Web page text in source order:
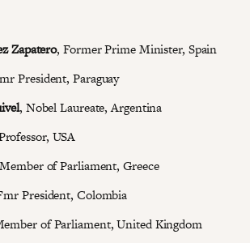
Zapatero, Former Prime Minister, Spain
President, Paraguay
, Nobel Laureate, Argentina
USA
of Parliament, Greece
President, Colombia
of Parliament, United Kingdom